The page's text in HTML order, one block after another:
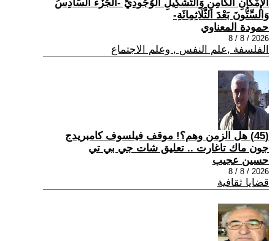
الْإِمْكَانِ الْكَامِنِ وَالتَّشْكِيلِ الْوُجُودِيِّ -الجُزْءُ السَّادِسُ
وَالسِّتُّونَ بَعْدَ الثَّلَاثِمِائَةِ-
حمودة المعناوي
2026 / 8 / 8
الفلسفة ,علم النفس , وعلم الاجتماع
(45) هل الزمن وهم؟! موقف فيلسوف كامبريدج
جون ماك تاغارت .. تعليق شات جي بي تي
حسين عجيب
2026 / 8 / 8
قضايا ثقافية